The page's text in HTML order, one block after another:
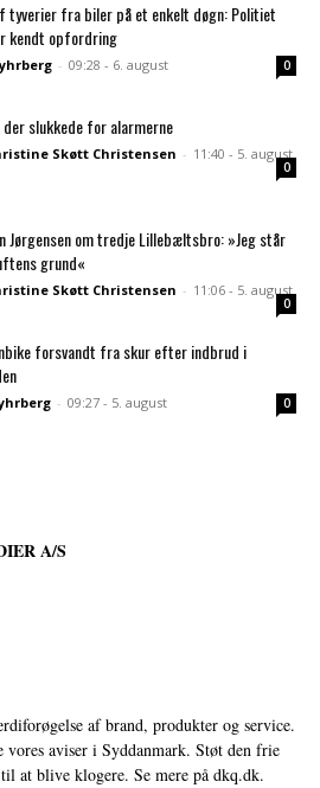
tyverier fra biler på et enkelt døgn: Politiet
kendt opfordring
- 09:28 - 6. august 0
der slukkede for alarmerne
Skøtt Christensen - 11:40 - 5. august
0
Jørgensen om tredje Lillebæltsbro: »Jeg står
grund«
Skøtt Christensen - 11:06 - 5. august
0
forsvandt fra skur efter indbrud i
- 09:27 - 5. august 0
A/S
af brand, produkter og service.
aviser i Syddanmark. Støt den frie
at blive klogere. Se mere på dkq.dk.